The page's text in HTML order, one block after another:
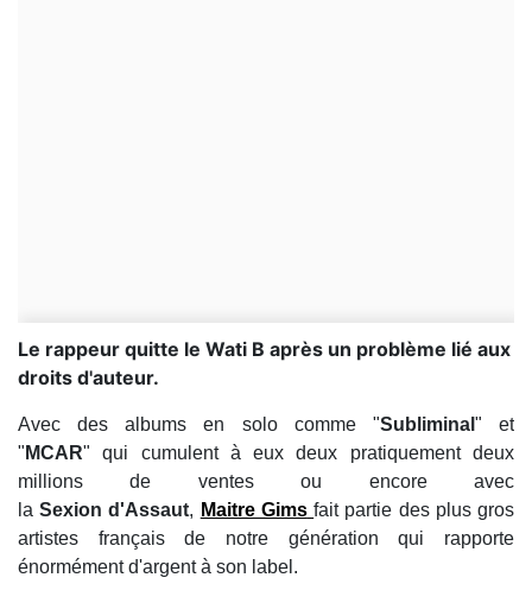
Le rappeur quitte le Wati B après un problème lié aux
droits d'auteur.
Avec des albums en solo comme "Subliminal " et
" MCAR" qui cumulent à eux deux pratiquement deux
millions de ventes ou encore avec
laSexion d'Assaut, Maitre Gims fait partie des plus gros
artistes français de notre génération qui rapporte
énormément d'argent à son label.